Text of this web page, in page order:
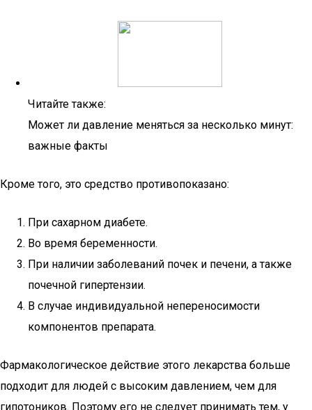
Читайте также:
Может ли давление меняться за несколько минут:
важные факты
Кроме того, это средство противопоказано:
При сахарном диабете.
Во время беременности.
При наличии заболеваний почек и печени, а также
почечной гипертензии.
В случае индивидуальной непереносимости
компонентов препарата.
Фармакологическое действие этого лекарства больше
подходит для людей с высоким давлением, чем для
гипотоников. Поэтому его не следует принимать тем, у